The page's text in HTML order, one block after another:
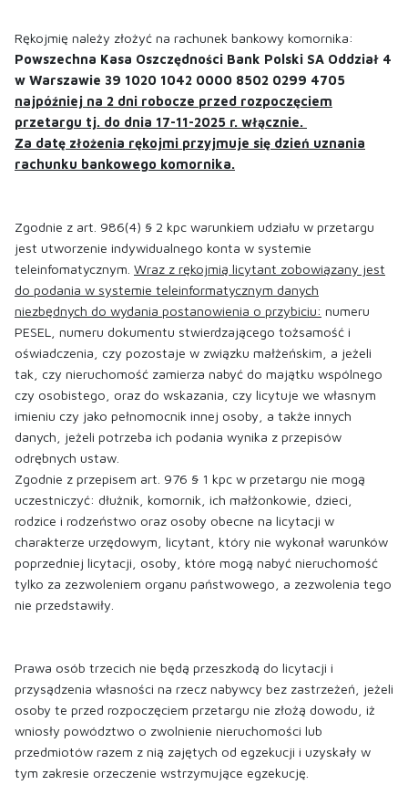
Rękojmię należy złożyć na rachunek bankowy komornika:
Powszechna Kasa Oszczędności Bank Polski SA Oddział 4
w Warszawie 39 1020 1042 0000 8502 0299 4705
najpóźniej na 2 dni robocze przed rozpoczęciem
przetargu tj. do dnia 17-11-2025 r. włącznie.
Za datę złożenia rękojmi przyjmuje się dzień uznania
rachunku bankowego komornika.
Zgodnie z art. 986(4) § 2 kpc warunkiem udziału w przetargu
jest utworzenie indywidualnego konta w systemie
teleinfomatycznym. Wraz z rękojmią licytant zobowiązany jest
do podania w systemie teleinformatycznym danych
niezbędnych do wydania postanowienia o przybiciu: numeru
PESEL, numeru dokumentu stwierdzającego tożsamość i
oświadczenia, czy pozostaje w związku małżeńskim, a jeżeli
tak, czy nieruchomość zamierza nabyć do majątku wspólnego
czy osobistego, oraz do wskazania, czy licytuje we własnym
imieniu czy jako pełnomocnik innej osoby, a także innych
danych, jeżeli potrzeba ich podania wynika z przepisów
odrębnych ustaw.
Zgodnie z przepisem art. 976 § 1 kpc w przetargu nie mogą
uczestniczyć: dłużnik, komornik, ich małżonkowie, dzieci,
rodzice i rodzeństwo oraz osoby obecne na licytacji w
charakterze urzędowym, licytant, który nie wykonał warunków
poprzedniej licytacji, osoby, które mogą nabyć nieruchomość
tylko za zezwoleniem organu państwowego, a zezwolenia tego
nie przedstawiły.
Prawa osób trzecich nie będą przeszkodą do licytacji i
przysądzenia własności na rzecz nabywcy bez zastrzeżeń, jeżeli
osoby te przed rozpoczęciem przetargu nie złożą dowodu, iż
wniosły powództwo o zwolnienie nieruchomości lub
przedmiotów razem z nią zajętych od egzekucji i uzyskały w
tym zakresie orzeczenie wstrzymujące egzekucję.